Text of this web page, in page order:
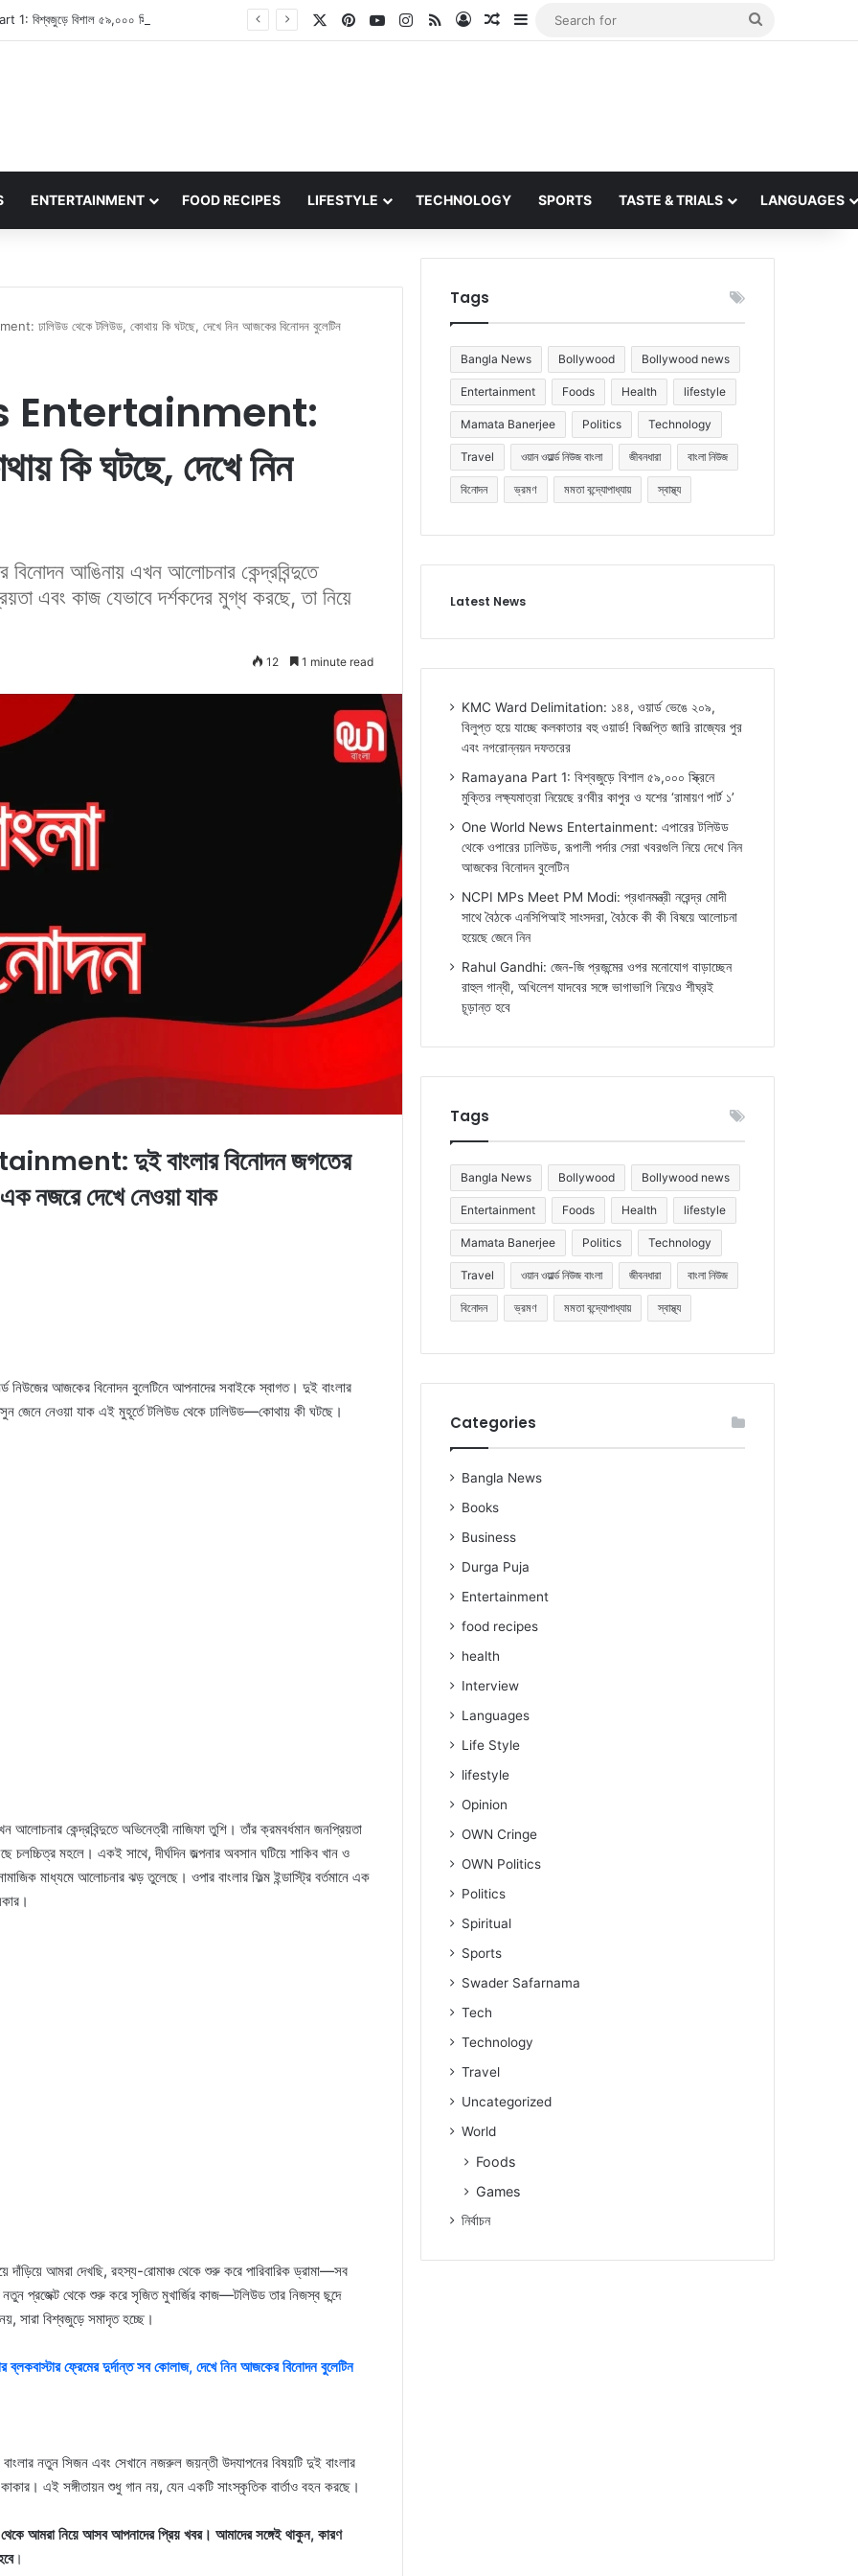
PinterestYouTubeInstagram
RSS Log InRandom Article
Sidebar
ENTERTAINMENT FOOD RECIPES LIFESTYLE TECHNOLOGY SPORTS TASTE & TRIALS LANGUAGES
থেকে টলিউড, কোথায় কি ঘটছে, দেখে নিন আজকের বিনোদন বুলেটিন
Entertainment:
কি ঘটছে, দেখে নিন
বিনোদন আঙিনায় এখন আলোচনার কেন্দ্রবিন্দুতে
এবং কাজ যেভাবে দর্শকদের মুগ্ধ করছে, তা নিয়ে
12 1 minute read
দুই বাংলার বিনোদন জগতের
নজরে দেখে নেওয়া যাক
নিউজের আজকের বিনোদন বুলেটিনে আপনাদের সবাইকে স্বাগত। দুই বাংলার
নেওয়া যাক এই মুহূর্তে টলিউড থেকে ঢালিউড—কোথায় কী ঘটছে।
আলোচনার কেন্দ্রবিন্দুতে অভিনেত্রী নাজিফা তুশি। তাঁর ক্রমবর্ধমান জনপ্রিয়তা
চলচ্চিত্র মহলে। একই সাথে, দীর্ঘদিন জল্পনার অবসান ঘটিয়ে শাকিব খান ও
মাধ্যমে আলোচনার ঝড় তুলেছে। ওপার বাংলার ফিল্ম ইন্ডাস্ট্রি বর্তমানে এক
আমরা দেখছি, রহস্য-রোমাঞ্চ থেকে শুরু করে পারিবারিক ড্রামা—সব
নতুন প্রজেক্ট থেকে শুরু করে সৃজিত মুখার্জির কাজ—টলিউড তার নিজস্ব ছন্দে
সারা বিশ্বজুড়ে সমাদৃত হচ্ছে।
ব্লকবাস্টার ফ্রেমের দুর্দান্ত সব কোলাজ, দেখে নিন আজকের বিনোদন বুলেটিন
নতুন সিজন এবং সেখানে নজরুল জয়ন্তী উদযাপনের বিষয়টি দুই বাংলার
এই সঙ্গীতায়ন শুধু গান নয়, যেন একটি সাংস্কৃতিক বার্তাও বহন করছে।
আমরা নিয়ে আসব আপনাদের প্রিয় খবর। আমাদের সঙ্গেই থাকুন, কারণ
।
Tags
Bangla News Bollywood Bollywood news
Entertainment Foods Health lifestyle
Mamata Banerjee Politics Technology
Travel ওয়ান ওয়ার্ল্ড নিউজ বাংলা জীবনধারা বাংলা নিউজ
বিনোদন ভ্রমণ মমতা বন্দ্যোপাধ্যায় স্বাস্থ্য
Latest News
KMC Ward Delimitation: ১৪৪, ওয়ার্ড ভেঙে ২০৯,
বিলুপ্ত হয়ে যাচ্ছে কলকাতার বহু ওয়ার্ড! বিজ্ঞপ্তি জারি রাজ্যের পুর
এবং নগরোন্নয়ন দফতরের
Ramayana Part 1: বিশ্বজুড়ে বিশাল ৫৯,০০০ স্ক্রিনে
মুক্তির লক্ষ্যমাত্রা নিয়েছে রণবীর কাপুর ও যশের ‘রামায়ণ পার্ট ১’
One World News Entertainment: এপারের টলিউড
থেকে ওপারের ঢালিউড, রূপালী পর্দার সেরা খবরগুলি নিয়ে দেখে নিন
আজকের বিনোদন বুলেটিন
NCPI MPs Meet PM Modi: প্রধানমন্ত্রী নরেন্দ্র মোদী
সাথে বৈঠকে এনসিপিআই সাংসদরা, বৈঠকে কী কী বিষয়ে আলোচনা
হয়েছে জেনে নিন
Rahul Gandhi: জেন-জি প্রজন্মের ওপর মনোযোগ বাড়াচ্ছেন
রাহুল গান্ধী, অখিলেশ যাদবের সঙ্গে ভাগাভাগি নিয়েও শীঘ্রই
চূড়ান্ত হবে
Tags
Bangla News Bollywood Bollywood news
Entertainment Foods Health lifestyle
Mamata Banerjee Politics Technology
Travel ওয়ান ওয়ার্ল্ড নিউজ বাংলা জীবনধারা বাংলা নিউজ
বিনোদন ভ্রমণ মমতা বন্দ্যোপাধ্যায় স্বাস্থ্য
Categories
Bangla News
Books
Business
Durga Puja
Entertainment
food recipes
health
Interview
Languages
Life Style
lifestyle
Opinion
OWN Cringe
OWN Politics
Politics
Spiritual
Sports
Swader Safarnama
Tech
Technology
Travel
Uncategorized
World
Foods
Games
নিৰ্বাচন